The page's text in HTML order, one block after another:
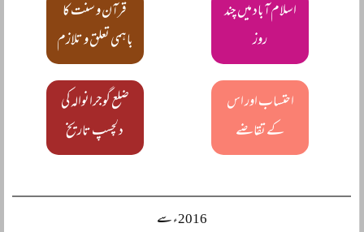
اسلام آباد میں چند
روز
قرآن و سنت کا
باہمی تعلق و تلازم
احتساب اور اس
کے تقاضے
ضلع گوجرانوالہ کی
دلچسپ تاریخ
2016ء سے